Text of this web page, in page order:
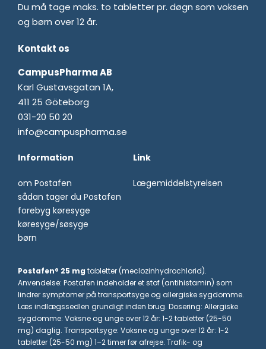
Du må tage maks. to tabletter pr. døgn som voksen
og børn over 12 år.
Kontakt os
CampusPharma AB
Karl Gustavsgatan 1A,
411 25 Göteborg
031-20 50 20
info@campuspharma.se
Information
om Postafen
sådan tager du Postafen
forebyg køresyge
køresyge/søsyge
børn
Link
Lægemiddelstyrelsen
Postafen® 25 mg tabletter (meclozinhydrochlorid).
Anvendelse: Postafen indeholder et stof (antihistamin) som
lindrer symptomer på transportsyge og allergiske sygdomme.
Læs indlægssedlen grundigt inden brug. Dosering: Allergiske
sygdomme: Voksne og unge over 12 år: 1-2 tabletter (25-50
mg) daglig. Transportsyge: Voksne og unge over 12 år: 1-2
tabletter (25-50 mg) 1–2 timer før afrejse. Trafik- og